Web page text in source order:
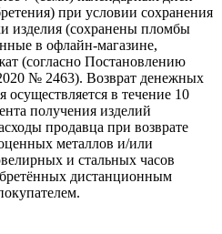
при условии сохранения
изделия (сохранены пломбы
в офлайн-магазине,
(согласно Постановлению
№ 2463). Возврат денежных
осуществляется в течение 10
получения изделий
продавца при возврате
металлов и/или
и стальных часов
дистанционным